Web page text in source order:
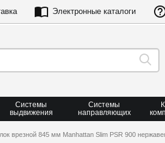
Электронные каталоги
Системы
выдвижения
Системы
направляющих
врезной 845 мм Manhattan Slim PSR 900